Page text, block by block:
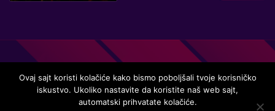
Handmade in Serbia 15 years ago, while listening to the great
Ovaj sajt koristi kolačiće kako bismo poboljšali tvoje korisničko
iskustvo. Ukoliko nastavite da koristite naš web sajt,
automatski prihvatate kolačiće.